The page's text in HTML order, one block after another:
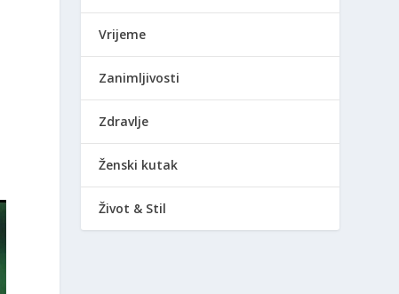
Vrijeme
Zanimljivosti
Zdravlje
Ženski kutak
Život & Stil